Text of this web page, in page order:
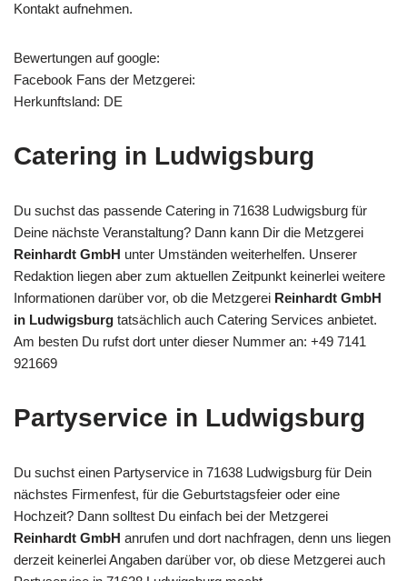
Kontakt aufnehmen.
Bewertungen auf google:
Facebook Fans der Metzgerei:
Herkunftsland: DE
Catering in Ludwigsburg
Du suchst das passende Catering in 71638 Ludwigsburg für
Deine nächste Veranstaltung? Dann kann Dir die Metzgerei
Reinhardt GmbH unter Umständen weiterhelfen. Unserer
Redaktion liegen aber zum aktuellen Zeitpunkt keinerlei weitere
Informationen darüber vor, ob die Metzgerei Reinhardt GmbH
in Ludwigsburg tatsächlich auch Catering Services anbietet.
Am besten Du rufst dort unter dieser Nummer an: +49 7141
921669
Partyservice in Ludwigsburg
Du suchst einen Partyservice in 71638 Ludwigsburg für Dein
nächstes Firmenfest, für die Geburtstagsfeier oder eine
Hochzeit? Dann solltest Du einfach bei der Metzgerei
Reinhardt GmbH anrufen und dort nachfragen, denn uns liegen
derzeit keinerlei Angaben darüber vor, ob diese Metzgerei auch